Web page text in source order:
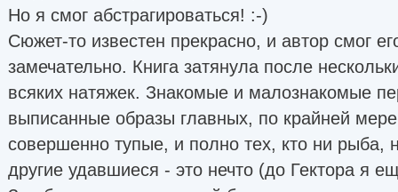
Но я смог абстрагироваться! :-)
Сюжет-то известен прекрасно, и автор смог
замечательно. Книга затянула после
всяких натяжек. Знакомые и малознакомые
выписанные образы главных, по крайней
совершенно тупые, и полно тех, кто ни рыба,
другие удавшиеся - это нечто (до Гектора я